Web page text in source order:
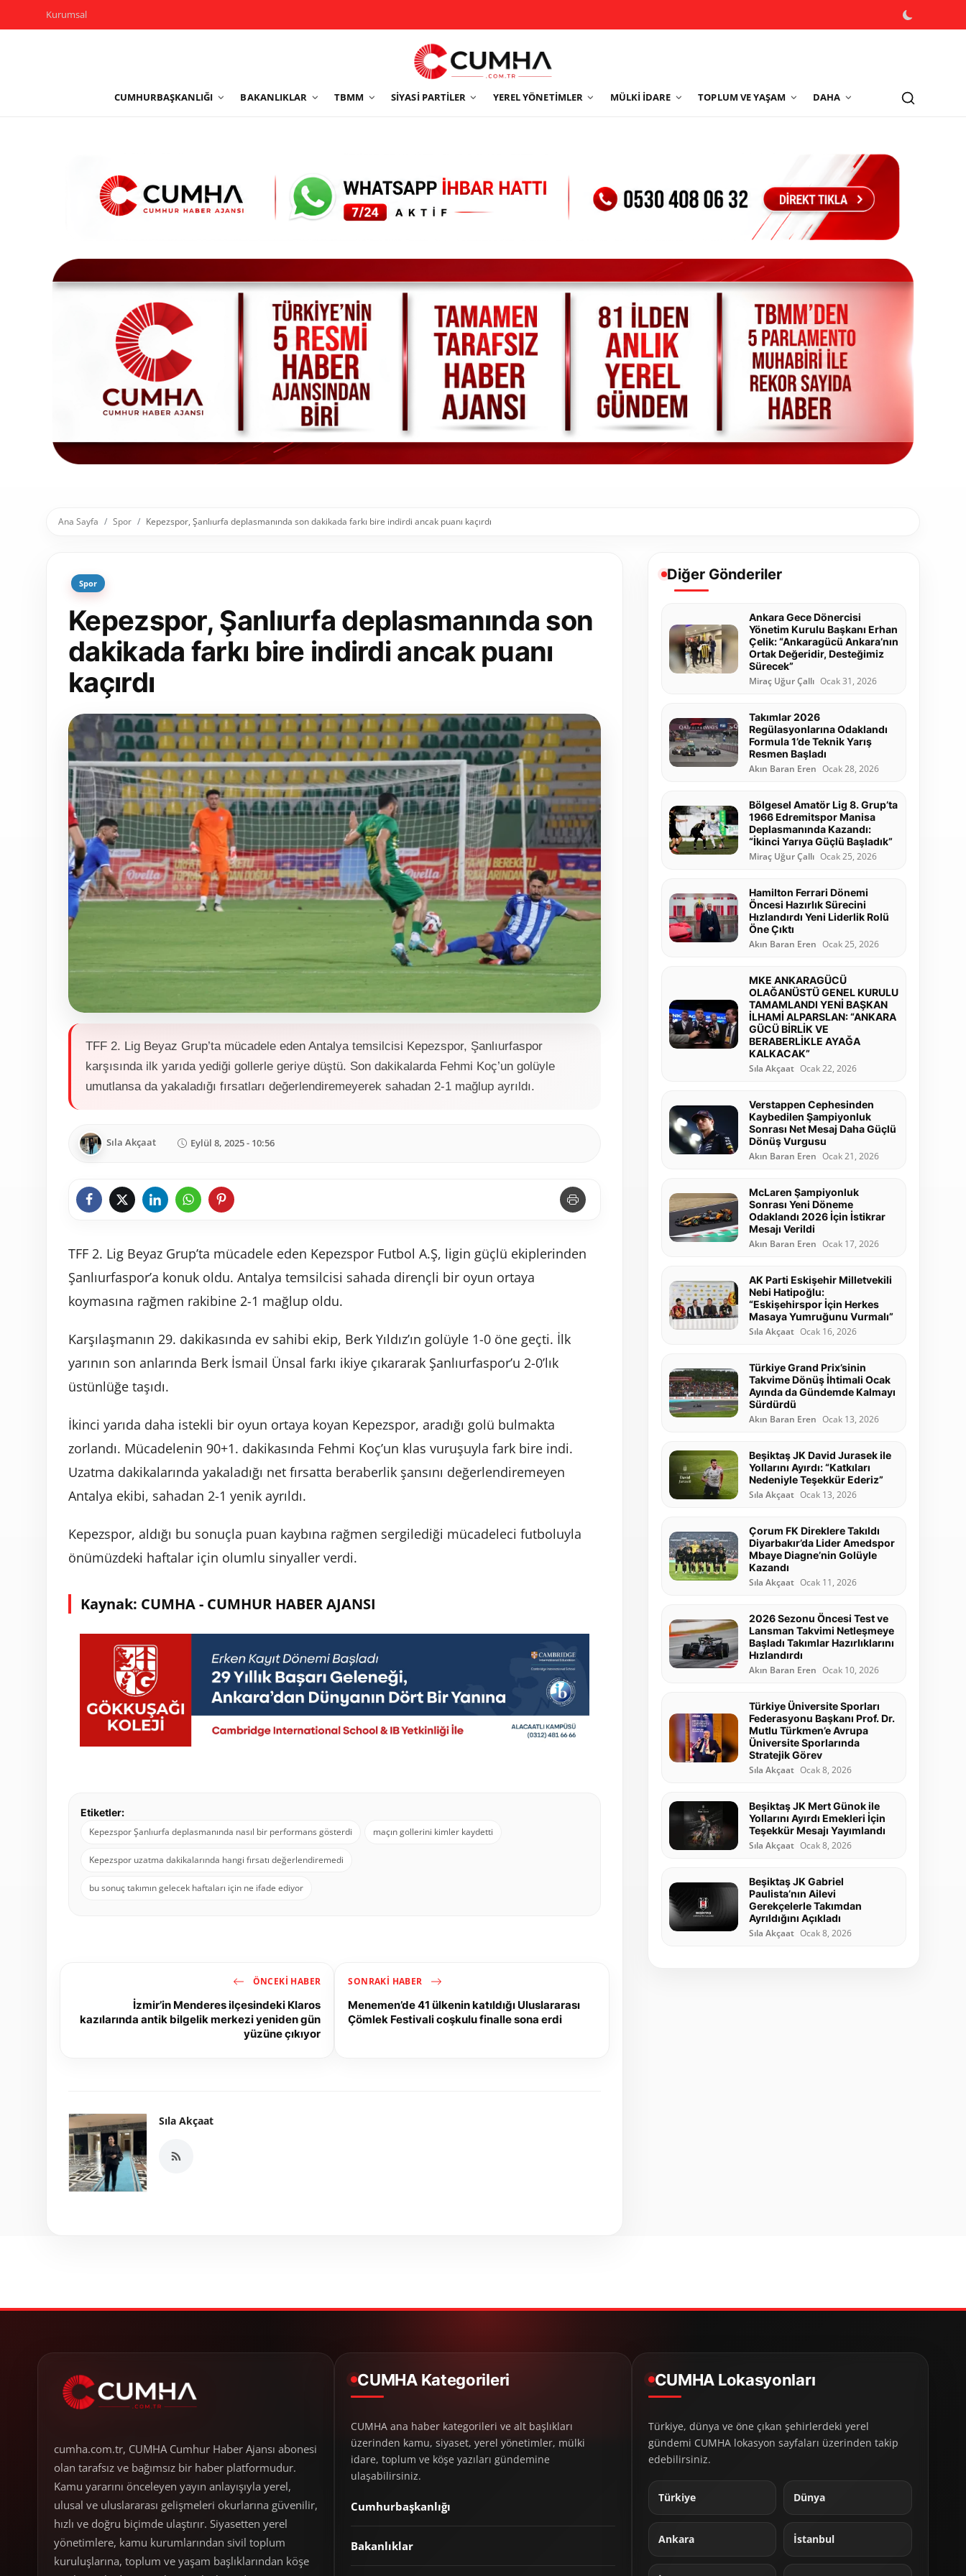
Kurumsal
CUMHURBAŞKANLIĞI BAKANLIKLAR TBMM SIYASI PARTILER YEREL YÖNETIMLER MÜLKI İDARE TOPLUM VE YAŞAM DAHA
Yerel Yönetimler
Sivil Toplum Kuruluşları
Kamu Kurumları ve Üst Kurullar
Resmi Reklamlar
Ana Sayfa Spor Kepezspor, Şanlıurfa deplasmanında son dakikada farkı bire indirdi ancak puanı kaçırdı
Spor
Kepezspor, Şanlıurfa deplasmanında son
dakikada farkı bire indirdi ancak puanı
kaçırdı
TFF 2. Lig Beyaz Grup’ta mücadele eden Antalya temsilcisi Kepezspor, Şanlıurfaspor
karşısında ilk yarıda yediği gollerle geriye düştü. Son dakikalarda Fehmi Koç’un golüyle
umutlansa da yakaladığı fırsatları değerlendiremeyerek sahadan 2-1 mağlup ayrıldı.
Sıla Akçaat Eylül 8, 2025 - 10:56
TFF 2. Lig Beyaz Grup’ta mücadele eden Kepezspor Futbol A.Ş, ligin güçlü ekiplerinden
Şanlıurfaspor’a konuk oldu. Antalya temsilcisi sahada dirençli bir oyun ortaya
koymasına rağmen rakibine 2-1 mağlup oldu.
Karşılaşmanın 29. dakikasında ev sahibi ekip, Berk Yıldız’ın golüyle 1-0 öne geçti. İlk
yarının son anlarında Berk İsmail Ünsal farkı ikiye çıkararak Şanlıurfaspor’u 2-0’lık
üstünlüğe taşıdı.
İkinci yarıda daha istekli bir oyun ortaya koyan Kepezspor, aradığı golü bulmakta
zorlandı. Mücadelenin 90+1. dakikasında Fehmi Koç’un klas vuruşuyla fark bire indi.
Uzatma dakikalarında yakaladığı net fırsatta beraberlik şansını değerlendiremeyen
Antalya ekibi, sahadan 2-1 yenik ayrıldı.
Kepezspor, aldığı bu sonuçla puan kaybına rağmen sergilediği mücadeleci futboluyla
önümüzdeki haftalar için olumlu sinyaller verdi.
Kaynak: CUMHA - CUMHUR HABER AJANSI
Etiketler:
Kepezspor Şanlıurfa deplasmanında nasıl bir performans gösterdi
maçın gollerini kimler kaydetti
Kepezspor uzatma dakikalarında hangi fırsatı değerlendiremedi
bu sonuç takımın gelecek haftaları için ne ifade ediyor
ÖNCEKI HABER
İzmir’in Menderes ilçesindeki Klaros
kazılarında antik bilgelik merkezi yeniden gün
yüzüne çıkıyor
SONRAKI HABER
Menemen’de 41 ülkenin katıldığı Uluslararası
Çömlek Festivali coşkulu finalle sona erdi
Sıla Akçaat
Diğer Gönderiler
Ankara Gece Dönercisi
Yönetim Kurulu Başkanı Erhan
Çelik: “Ankaragücü Ankara’nın
Ortak Değeridir, Desteğimiz
Sürecek”
Miraç Uğur Çallı Ocak 31, 2026
Takımlar 2026
Regülasyonlarına Odaklandı
Formula 1’de Teknik Yarış
Resmen Başladı
Akın Baran Eren Ocak 28, 2026
Bölgesel Amatör Lig 8. Grup’ta
1966 Edremitspor Manisa
Deplasmanında Kazandı:
“İkinci Yarıya Güçlü Başladık”
Miraç Uğur Çallı Ocak 25, 2026
Hamilton Ferrari Dönemi
Öncesi Hazırlık Sürecini
Hızlandırdı Yeni Liderlik Rolü
Öne Çıktı
Akın Baran Eren Ocak 25, 2026
MKE ANKARAGÜCÜ
OLAĞANÜSTÜ GENEL KURULU
TAMAMLANDI YENİ BAŞKAN
İLHAMİ ALPARSLAN: “ANKARA
GÜCÜ BİRLİK VE
BERABERLİKLE AYAĞA
KALKACAK”
Sıla Akçaat Ocak 22, 2026
Verstappen Cephesinden
Kaybedilen Şampiyonluk
Sonrası Net Mesaj Daha Güçlü
Dönüş Vurgusu
Akın Baran Eren Ocak 21, 2026
McLaren Şampiyonluk
Sonrası Yeni Döneme
Odaklandı 2026 İçin İstikrar
Mesajı Verildi
Akın Baran Eren Ocak 17, 2026
AK Parti Eskişehir Milletvekili
Nebi Hatipoğlu:
“Eskişehirspor İçin Herkes
Masaya Yumruğunu Vurmalı”
Sıla Akçaat Ocak 16, 2026
Türkiye Grand Prix’sinin
Takvime Dönüş İhtimali Ocak
Ayında da Gündemde Kalmayı
Sürdürdü
Akın Baran Eren Ocak 13, 2026
Beşiktaş JK David Jurasek ile
Yollarını Ayırdı: “Katkıları
Nedeniyle Teşekkür Ederiz”
Sıla Akçaat Ocak 13, 2026
Çorum FK Direklere Takıldı
Diyarbakır’da Lider Amedspor
Mbaye Diagne’nin Golüyle
Kazandı
Sıla Akçaat Ocak 11, 2026
2026 Sezonu Öncesi Test ve
Lansman Takvimi Netleşmeye
Başladı Takımlar Hazırlıklarını
Hızlandırdı
Akın Baran Eren Ocak 10, 2026
Türkiye Üniversite Sporları
Federasyonu Başkanı Prof. Dr.
Mutlu Türkmen’e Avrupa
Üniversite Sporlarında
Stratejik Görev
Sıla Akçaat Ocak 8, 2026
Beşiktaş JK Mert Günok ile
Yollarını Ayırdı Emekleri İçin
Teşekkür Mesajı Yayımlandı
Sıla Akçaat Ocak 8, 2026
Beşiktaş JK Gabriel
Paulista’nın Ailevi
Gerekçelerle Takımdan
Ayrıldığını Açıkladı
Sıla Akçaat Ocak 8, 2026
cumha.com.tr, CUMHA Cumhur Haber Ajansı abonesi
olan tarafsız ve bağımsız bir haber platformudur.
Kamu yararını önceleyen yayın anlayışıyla yerel,
ulusal ve uluslararası gelişmeleri okurlarına güvenilir,
hızlı ve doğru biçimde ulaştırır. Siyasetten yerel
yönetimlere, kamu kurumlarından sivil toplum
kuruluşlarına, toplum ve yaşam başlıklarından köşe
CUMHA Kategorileri
CUMHA ana haber kategorileri ve alt başlıkları
üzerinden kamu, siyaset, yerel yönetimler, mülki
idare, toplum ve köşe yazıları gündemine
ulaşabilirsiniz.
Cumhurbaşkanlığı
Bakanlıklar
CUMHA Lokasyonları
Türkiye, dünya ve öne çıkan şehirlerdeki yerel
gündemi CUMHA lokasyon sayfaları üzerinden takip
edebilirsiniz.
Türkiye Dünya
Ankara İstanbul